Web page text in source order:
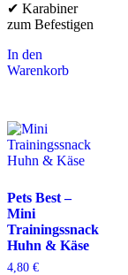
✔ Karabiner
zum Befestigen
In den
Warenkorb
Pets Best –
Mini
Trainingssnack
Huhn & Käse
4,80 €